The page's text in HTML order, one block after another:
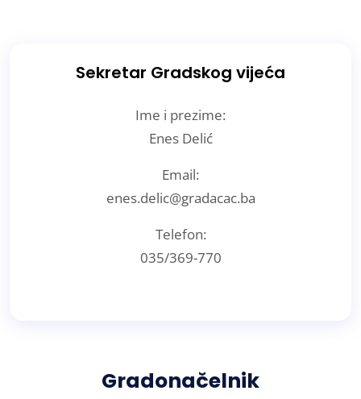
Sekretar Gradskog vijeća
Ime i prezime:
Enes Delić
Email:
enes.delic@gradacac.ba
Telefon:
035/369-770
Gradonačelnik